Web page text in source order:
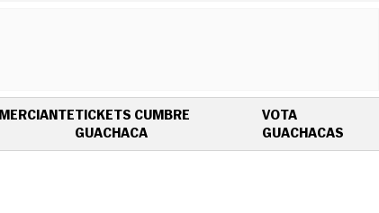
TICKETS CUMBRE
GUACHACAOPENS IN NEW WINDOW
VOTA
GUACHACAS